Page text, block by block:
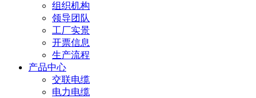
组织机构
领导团队
工厂实景
开票信息
生产流程
产品中心
交联电缆
电力电缆